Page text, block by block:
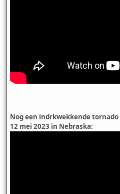
Nog een indrkwekkende
12 mei 2023 in Nebraska: